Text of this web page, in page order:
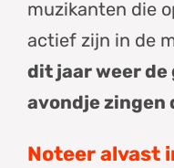
muzikanten die
actief zijn in de
dit jaar weer de
avondje zingen
Noteer alvast